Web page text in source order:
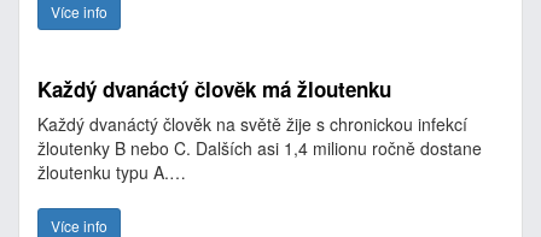
Více info
Každý dvanáctý člověk má žloutenku
Každý dvanáctý člověk na světě žije s chronickou infekcí
žloutenky B nebo C. Dalších asi 1,4 milionu ročně dostane
žloutenku typu A.…
Více info